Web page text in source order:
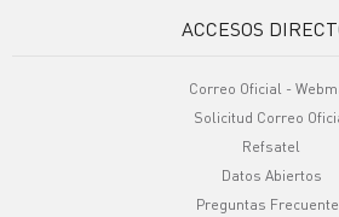
ACCESOS
Correo Oficial -
Solicitud Correo
Refsatel
Datos Abiertos
Preguntas